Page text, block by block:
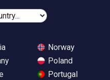
Norway
Poland
Portugal